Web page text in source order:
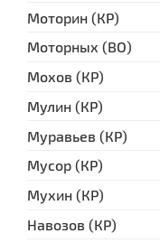
Моторин (КР)
Моторных (ВО)
Мохов (КР)
Мулин (КР)
Муравьев (КР)
Мусор (КР)
Мухин (КР)
Навозов (КР)